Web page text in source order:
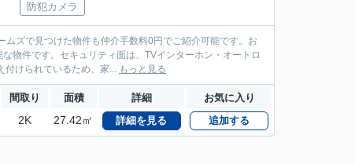
防犯カメラ
ムズで見つけた物件も仲介手数料0円でご紹介可能です。お
物件です。セキュリティ面は、TVインターホン・オートロ
付けられているため、家... もっと見る
間取り 面積 詳細 お気に入り
2K 27.42㎡ 詳細を見る 追加する